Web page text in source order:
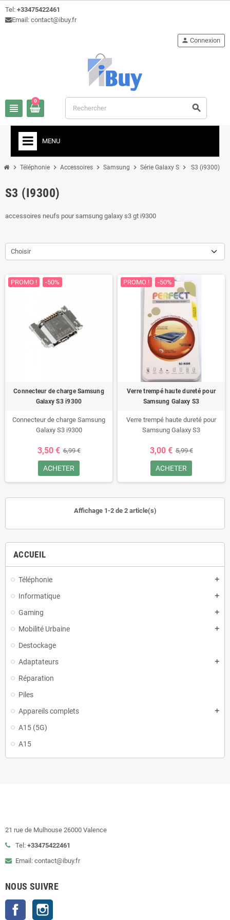
Tel: +33475422461
Email: contact@ibuy.fr
view_headline
person Connexion
0
search
MENU
chevron_right Téléphonie chevron_right Accessoires chevron_right Samsung chevron_right Série Galaxy S chevron_right S3 (i9300)
ACCUEIL
Téléphonie add
Informatique add
Gaming add
Mobilité Urbaine add
Destockage
Adaptateurs
add
Réparation
Piles
Appareils complets
add
A15 (5G)
A15
S3 (I9300)
accessoires neufs pour samsung galaxy s3 gt i9300
Choisir
PROMO ! -50%
Connecteur de charge Samsung
Galaxy S3 i9300
Connecteur de charge Samsung
Galaxy S3 i9300
3,50 € 6,99 €
ACHETER
PROMO ! -50%
Verre trempé haute dureté pour
Samsung Galaxy S3
Verre trempé haute dureté pour
Samsung Galaxy S3
3,00 € 5,99 €
ACHETER
Affichage 1-2 de 2 article(s)
21 rue de Mulhouse 26000 Valence
Tel: +33475422461
Email: contact@ibuy.fr
NOUS SUIVRE
Facebook